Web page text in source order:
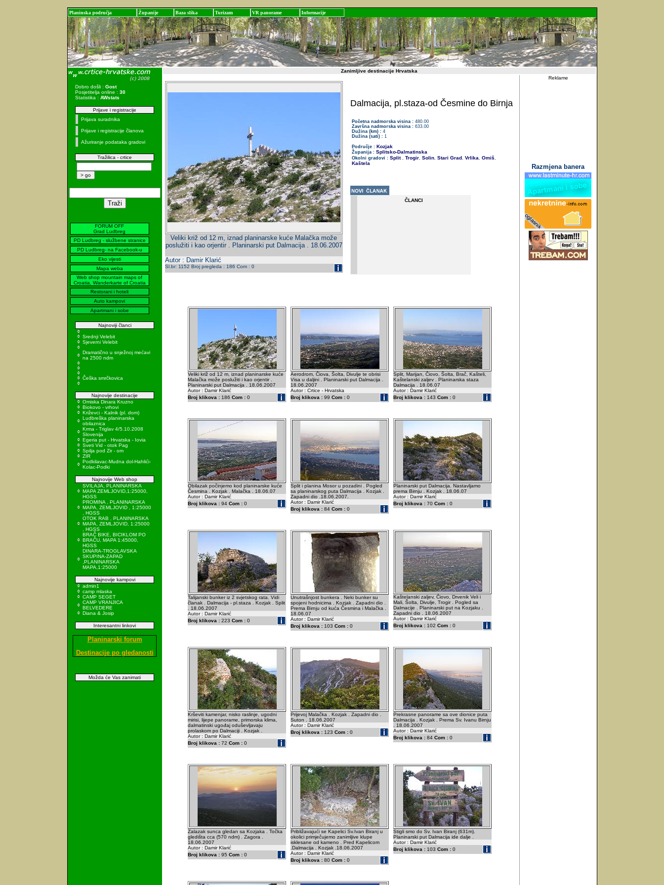
Planinska područja Županije Baza slika Turizam VR panorame Informacije
Dobro došli : Gost
Posjetitelja online : 30
Statistika : AWstats
Prijave i registracije
Prijava suradnika
Prijave i registracije članova
Ažuriranje podataka gradovi
Tražilica - crtice
FORUM OFF
Grad Ludbreg
PD Ludbreg - službene stranice
PD Ludbreg- na Facebook-u
Eko vijesti
Mapa weba
Web shop mountain maps of
Croatia, Wanderkarte of Croatia
Restorani i hoteli
Auto kampovi
Apartmani i sobe
Najnoviji članci
Srednji Velebit
Sjeverni Velebit
Dramatično u snježnoj mećavi
na 2500 ndm
Češka smrčkovica
Najnovije destinacije
Omiska Dinara Kruzno
Biokovo - vrhovi
Križevci - Kalnik (pl. dom)
Ludbreška planinarska
obilaznica
Krma - Triglav 4/5.10.2008
Slovenija
Egeria put - Hrvatska - Iovia
Sveti Vid - otok Pag
Spilja pod Zir - om
ZIR
Podkilavac-Mudna dol-Hahlići-
Kolac-Podki
Najnovije Web shop
SVILAJA, PLANINARSKA
MAPA ZEMLJOVID,1:25000,
HGSS
PROMINA , PLANINARSKA
MAPA, ZEMLJOVID , 1:25000
, HGSS
OTOK RAB , PLANINARSKA
MAPA, ZEMLJOVID, 1:25000
, HGSS
BRAČ BIKE, BICIKLOM PO
BRAČU, MAPA 1:45000,
HGSS
DINARA-TROGLAVSKA
SKUPINA-ZAPAD
,PLANINARSKA
MAPA,1:25000
Najnovije kampovi
admin1
camp mlaska
CAMP SEGET
CAMP VRANJICA
BELVEDERE
Diana & Josip
Interesantni linkovi
Planinarski forum
Destinacije po gledanosti
Možda će Vas zanimati
Zanimljive destinacije Hrvatska
Veliki križ od 12 m, iznad planinarske kuće Malačka može
poslužiti i kao orjentir . Planinarski put Dalmacija . 18.06.2007
Autor : Damir Klarić
Sl.br: 1152 Broj pregleda : 186 Com : 0
Dalmacija, pl.staza-od Česmine do Birnja
Početna nadmorska visina :480.00
Završna nadmorska visina :633.00
Dužina (km) :4
Dužina (sati) :1
Područje : Kozjak
Županija : Splitsko-Dalmatinska
Okolni gradovi : Split , Trogir, Solin, Stari Grad, Vrlika, Omiš,
Kaštela
ČLANCI
Veliki križ od 12 m, iznad planinarske kuće
Malačka može poslužiti i kao orjentir .
Planinarski put Dalmacija . 18.06.2007
Autor : Damir Klarić
Broj klikova : 186 Com : 0
Aerodrom, Čiova, Šolta, Divulje te obrisi
Visa u daljini . Planinarski put Dalmacija .
18.06.2007
Autor : Crtice - Hrvatska
Broj klikova : 99 Com : 0
Split, Marijan, Čiovo, Šolta, Brač, Kašteli,
Kaštelanski zaljev . Planinarska staza
Dalmacija . 18.06.07
Autor : Damir Klarić
Broj klikova : 143 Com : 0
Obilazak počinjemo kod planinarske kuće
Česmina . Kozjak . Malačka . 18.06.07
Autor : Damir Klarić
Broj klikova : 94 Com : 0
Split i planina Mosor u pozadini . Pogled
sa planinarskog puta Dalmacija . Kozjak .
Zapadni dio .18.06.2007.
Autor : Damir Klarić
Broj klikova : 84 Com : 0
Planinarski put Dalmacija. Nastavljamo
prema Birnju . Kozjak . 18.06.07
Autor : Damir Klarić
Broj klikova : 70 Com : 0
Talijanski bunker iz 2 svjetskog rata. Vidi
članak . Dalmacija - pl.staza . Kozjak . Split
. 18.06.2007
Autor : Damir Klarić
Broj klikova : 223 Com : 0
Unutrašnjost bunkera . Neki bunker su
spojeni hodnicima . Kozjak . Zapadni dio .
Prema Birnju od kuća Česmina i Malačka .
18.06.07
Autor : Damir Klarić
Broj klikova : 103 Com : 0
Kaštelanski zaljev, Čiovo, Drvenik Veli i
Mali, Šolta, Divulje, Trogir . Pogled sa
Dalmacije . Planinarski put na Kozjaku .
Zapadni dio . 18.06.2007
Autor : Damir Klarić
Broj klikova : 102 Com : 0
Krševiti kamenjar, nisko raslinje, ugodni
mirisi, lijepe panorame, primorska klima,
dalmatinski ugođaj oduševljavaju
prolaskom po Dalmaciji . Kozjak .
Autor : Damir Klarić
Broj klikova : 72 Com : 0
Prijevoj Malačka . Kozjak . Zapadni dio .
Suton . 18.06.2007
Autor : Damir Klarić
Broj klikova : 123 Com : 0
Prekrasne panorame sa ove dionice puta
Dalmacija . Kozjak . Prema Sv. Ivanu Birnju
. 18.06.2007
Autor : Damir Klarić
Broj klikova : 84 Com : 0
Zalazak sunca gledan sa Kozjaka . Točka
gledišta cca (570 ndm) . Zagora .
18.06.2007
Autor : Damir Klarić
Broj klikova : 95 Com : 0
Približavajući se Kapelici Sv.Ivan Biranj u
okolici primječujemo zanimljive klupe
isklesane od kameno . Pred Kapelicom
.Dalmacija . Kozjak .18.06.2007
Autor : Damir Klarić
Broj klikova : 80 Com : 0
Stigli smo do Sv. Ivan Biranj (631m).
Planinarski put Dalmacija ide dalje .
Autor : Damir Klarić
Broj klikova : 103 Com : 0
Reklame
Razmjena banera